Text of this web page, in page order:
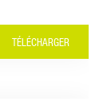
TÉLÉCHARGER